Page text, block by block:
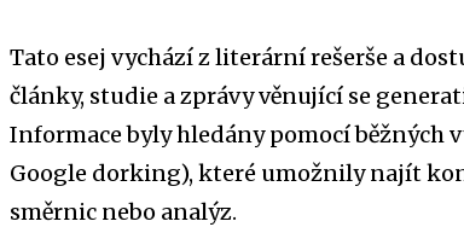
Tato esej vychází z literární rešerše a
články, studie a zprávy věnující se
Informace byly hledány pomocí běžných
Google dorking), které umožnily najít
směrnic nebo analýz.